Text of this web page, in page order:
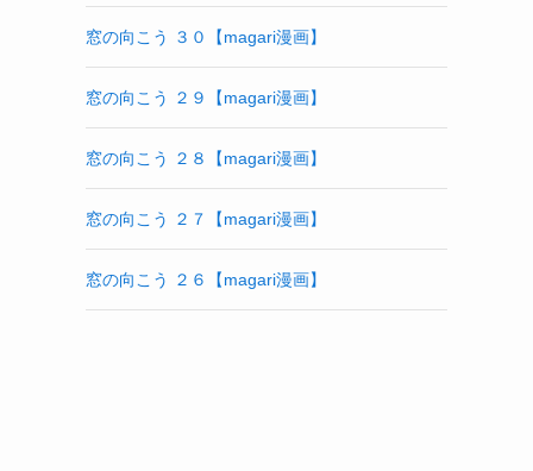
窓の向こう ３０【magari漫画】
窓の向こう ２９【magari漫画】
窓の向こう ２８【magari漫画】
窓の向こう ２７【magari漫画】
窓の向こう ２６【magari漫画】